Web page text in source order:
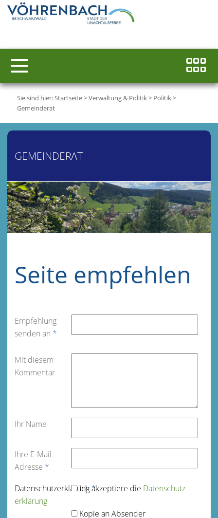
Sie sind hier:Startseite>Verwaltung & Politik> Politik>
Gemeinderat
GEMEINDERAT
Seite empfehlen
Empfehlung
senden an *
Mit diesem
Kommentar
Ihr Name
Ihre E-Mail-
Adresse *
Datenschutz­erklärung*
Ich akzeptiere die Datenschutz­
erklärung
Kopie an Absender